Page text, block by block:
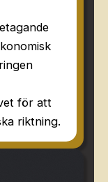
för att
riktning.